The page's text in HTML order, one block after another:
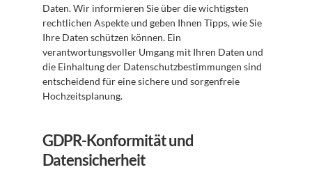
Daten. Wir informieren Sie über die wichtigsten
rechtlichen Aspekte und geben Ihnen Tipps, wie Sie
Ihre Daten schützen können. Ein
verantwortungsvoller Umgang mit Ihren Daten und
die Einhaltung der Datenschutzbestimmungen sind
entscheidend für eine sichere und sorgenfreie
Hochzeitsplanung.
GDPR-Konformität und
Datensicherheit